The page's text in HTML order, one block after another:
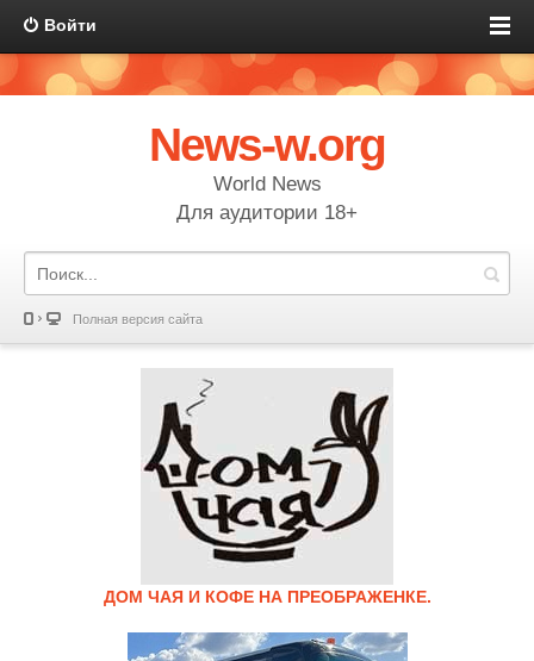
Войти
News-w.org
World News
Для аудитории 18+
Полная версия сайта
ДОМ ЧАЯ И КОФЕ НА ПРЕОБРАЖЕНКЕ.